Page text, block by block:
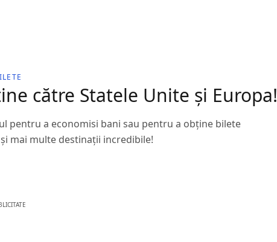
către Statele Unite și Europa!
pentru a economisi bani sau pentru a obține bilete
mai multe destinații incredibile!